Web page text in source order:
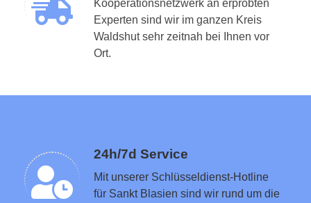
Kooperationsnetzwerk an erprobten
Experten sind wir im ganzen Kreis
Waldshut sehr zeitnah bei Ihnen vor
Ort.
24h/7d Service
Mit unserer Schlüsseldienst-Hotline
für Sankt Blasien sind wir rund um die